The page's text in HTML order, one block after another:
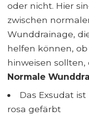
oder nicht. Hier
zwischen
Wunddrainage,
helfen können,
hinweisen
Normale
Das Exsudat
rosa gefärbt